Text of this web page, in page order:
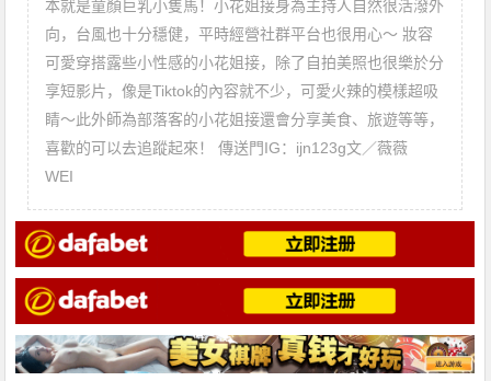
本就是童顏巨乳小隻馬！小花姐接身為主持人自然很活潑外
向，台風也十分穩健，平時經營社群平台也很用心～ 妝容
可愛穿搭露些小性感的小花姐接，除了自拍美照也很樂於分
享短影片，像是Tiktok的內容就不少，可愛火辣的模樣超吸
睛～此外師為部落客的小花姐接還會分享美食、旅遊等等，
喜歡的可以去追蹤起來！ 傳送門IG：ijn123g文／薇薇
WEI